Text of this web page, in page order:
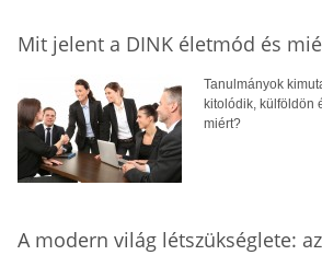
Mit jelent a DINK életmód és
Tanulmányok
kitolódik, külföldön
miért?
A modern világ létszükséglete: